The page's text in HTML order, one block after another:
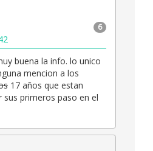
6
buena la info. lo unico
mencion a los
17 años que estan
sus primeros paso en el